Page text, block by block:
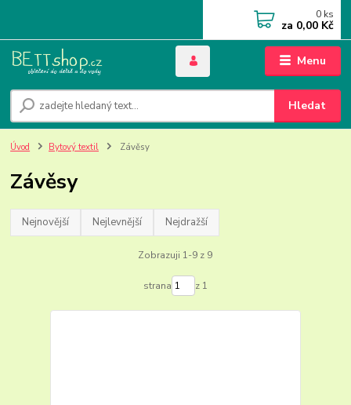
Menu
Hledat
0 ks
za 0,00 Kč
Úvod Bytový textil Závěsy
Závěsy
Nejnovější Nejlevnější Nejdražší
Zobrazuji 1-9 z 9
strana z 1